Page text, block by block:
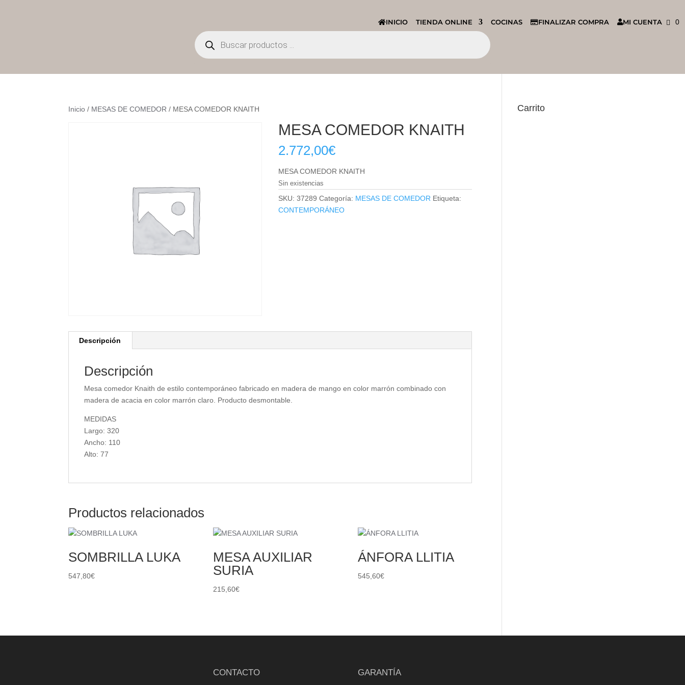
INICIO TIENDA ONLINE COCINAS FINALIZAR COMPRA MI CUENTA
0
Búsqueda
de
productos
Inicio / MESAS DE COMEDOR / MESA COMEDOR KNAITH
MESA COMEDOR KNAITH
2.772,00€
MESA COMEDOR KNAITH
Sin existencias
SKU:37289 Categoría: MESAS DE COMEDOR Etiqueta:
CONTEMPORÁNEO
Descripción
Descripción
Mesa comedor Knaith de estilo contemporáneo fabricado en madera de mango en color marrón combinado con
madera de acacia en color marrón claro. Producto desmontable.
MEDIDAS
Largo: 320
Ancho: 110
Alto: 77
Productos relacionados
SOMBRILLA LUKA
547,80€
MESA AUXILIAR
SURIA
215,60€
ÁNFORA LLITIA
545,60€
Carrito
CONTACTO GARANTÍA